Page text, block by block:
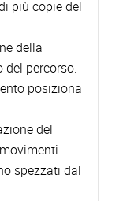
più copie del
della
percorso.
posiziona
del
spezzati dal